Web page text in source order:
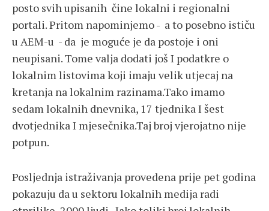
posto svih upisanih čine lokalni i regionalni
portali. Pritom napominjemo - a to posebno ističu
u AEM-u - da je moguće je da postoje i oni
neupisani. Tome valja dodati još I podatkre o
lokalnim listovima koji imaju velik utjecaj na
kretanja na lokalnim razinama.Tako imamo
sedam lokalnih dnevnika, 17 tjednika I šest
dvotjednika I mjesečnika.Taj broj vjerojatno nije
potpun.
Posljednja istraživanja provedena prije pet godina
pokazuju da u sektoru lokalnih medija radi